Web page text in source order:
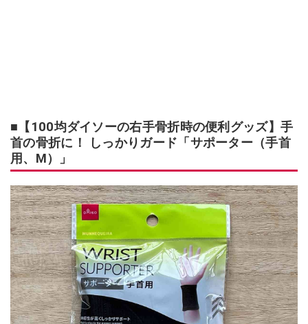
■【100均ダイソーの右手骨折時の便利グッズ】手
首の骨折に！ しっかりガード「サポーター（手首
用、M）」